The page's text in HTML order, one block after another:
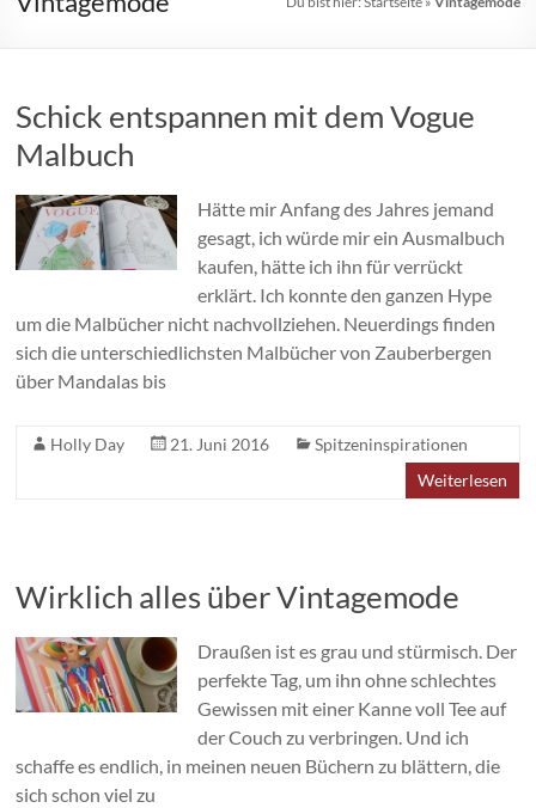
Schick entspannen mit dem Vogue
Malbuch
Hätte mir Anfang des Jahres jemand
gesagt, ich würde mir ein Ausmalbuch
kaufen, hätte ich ihn für verrückt
erklärt. Ich konnte den ganzen Hype
um die Malbücher nicht nachvollziehen. Neuerdings finden
sich die unterschiedlichsten Malbücher von Zauberbergen
über Mandalas bis
Holly Day 21. Juni 2016
Spitzeninspirationen
Weiterlesen
Wirklich alles über Vintagemode
Draußen ist es grau und stürmisch. Der
perfekte Tag, um ihn ohne schlechtes
Gewissen mit einer Kanne voll Tee auf
der Couch zu verbringen. Und ich
schaffe es endlich, in meinen neuen Büchern zu blättern, die
sich schon viel zu